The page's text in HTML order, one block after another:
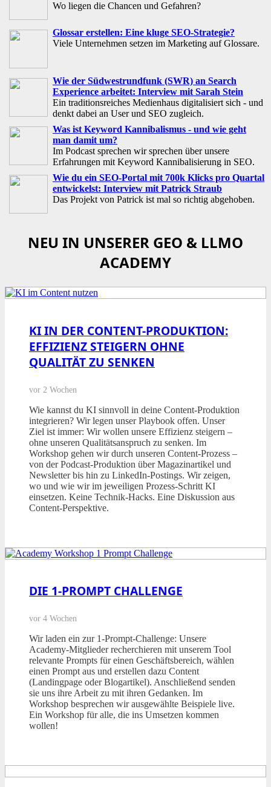
Wo liegen die Chancen und Gefahren?
Glossar erstellen: Eine kluge SEO-Strategie?
Viele Unternehmen setzen im Marketing auf Glossare.
Wie der Südwestrundfunk (SWR) an Search
Experience arbeitet: Interview mit Sarah Stein
Ein traditionsreiches Medienhaus digitalisiert sich - und
denkt dabei an User und SEO zugleich.
Was ist Keyword Kannibalismus - und wie geht
man damit um?
Im Podcast sprechen wir sprechen über unsere
Erfahrungen mit Keyword Kannibalisierung in SEO.
Wie du ein SEO-Portal mit 700k Klicks pro Quartal
entwickelst: Interview mit Patrick Straub
Das Projekt von Patrick ist mal so richtig abgehoben.
NEU IN UNSERER GEO & LLMO
ACADEMY
KI IN DER CONTENT-PRODUKTION:
EFFIZIENZ STEIGERN OHNE
QUALITÄT ZU SENKEN
vor 2 Wochen
Wie kannst du KI sinnvoll in deine Content-Produktion
integrieren? Wir legen unser Playbook offen. Unser
Ziel ist immer: Wir wollen unsere Effizienz steigern –
ohne unseren Qualitätsanspruch zu senken. Im
Workshop gehen wir durch unseren Content-Prozess –
von der Podcast-Produktion über Magazinartikel und
Newsletter bis hin zu LinkedIn-Postings. Wir zeigen,
wo und wie wir im jeweiligen Prozess-Schritt KI
einsetzen. Keine Technik-Hacks. Eine Diskussion aus
Content-Perspektive.
DIE 1-PROMPT CHALLENGE
vor 4 Wochen
Wir laden ein zur 1-Prompt-Challenge: Unsere
Academy-Mitglieder recherchieren mit unserem Tool
relevante Prompts für einen Geschäftsbereich, wählen
einen Prompt aus und erstellen dazu Content
(Landingpage oder Blogartikel). Anschließend senden
sie uns ihre Arbeit zu mit ihren Gedanken. Im
Workshop besprechen wir ausgewählte Beispiele live.
Ein Workshop für alle, die ins Umsetzen kommen
wollen!